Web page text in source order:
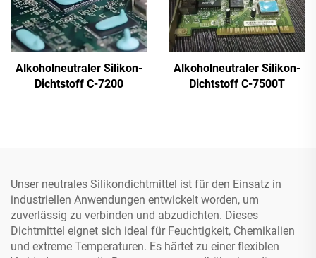
Alkoholneutraler Silikon-
Dichtstoff C-7200
Alkoholneutraler Silikon-
Dichtstoff C-7500T
Unser neutrales Silikondichtmittel ist für den Einsatz in
industriellen Anwendungen entwickelt worden, um
zuverlässig zu verbinden und abzudichten. Dieses
Dichtmittel eignet sich ideal für Feuchtigkeit, Chemikalien
und extreme Temperaturen. Es härtet zu einer flexiblen